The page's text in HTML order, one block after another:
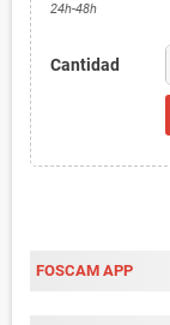
24h-48h
Cantidad
FOSCAM APP